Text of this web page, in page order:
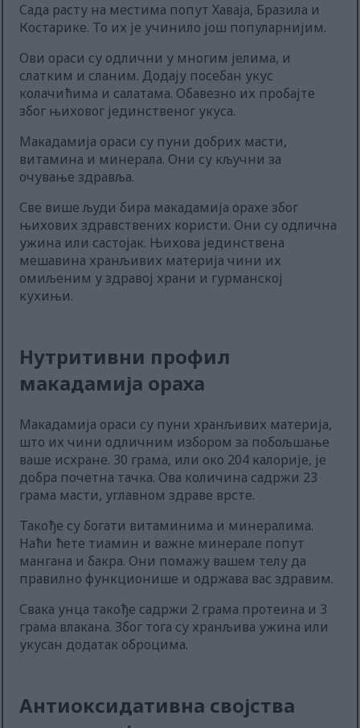
Сада расту на местима попут Хаваја, Бразила и
Костарике. То их је учинило још популарнијим.
Ови ораси су одлични у многим јелима, и
слатким и сланим. Додају посебан укус
колачићима и салатама. Обавезно их пробајте
због њиховог јединственог укуса.
Макадамија ораси су пуни добрих масти,
витамина и минерала. Они су кључни за
очување здравља.
Све више људи бира макадамија орахе због
њихових здравствених користи. Они су одлична
ужина или састојак. Њихова јединствена
мешавина хранљивих материја чини их
омиљеним у здравој храни и гурманској
кухињи.
Нутритивни профил
макадамија ораха
Макадамија ораси су пуни хранљивих материја,
што их чини одличним избором за побољшање
ваше исхране. 30 грама, или око 204 калорије, је
добра почетна тачка. Ова количина садржи 23
грама масти, углавном здраве врсте.
Такође су богати витаминима и минералима.
Наћи ћете тиамин и важне минерале попут
мангана и бакра. Они помажу вашем телу да
правилно функционише и одржава вас здравим.
Свака унца такође садржи 2 грама протеина и 3
грама влакана. Због тога су хранљива ужина или
укусан додатак оброцима.
Антиоксидативна својства